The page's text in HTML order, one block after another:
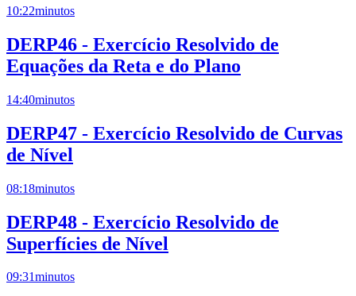
10:22minutos
DERP46 - Exercício Resolvido de
Equações da Reta e do Plano
14:40minutos
DERP47 - Exercício Resolvido de Curvas
de Nível
08:18minutos
DERP48 - Exercício Resolvido de
Superfícies de Nível
09:31minutos